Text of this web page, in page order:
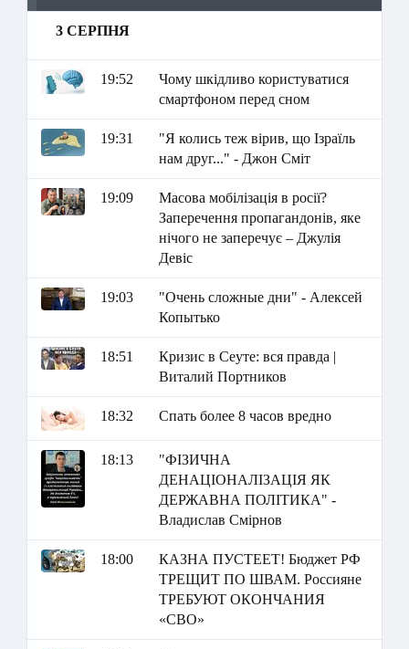
3 СЕРПНЯ
19:52
Чому шкідливо користуватися
смартфоном перед сном
19:31
"Я колись теж вірив, що Ізраїль
нам друг..." - Джон Сміт
19:09
Масова мобілізація в росії?
Заперечення пропагандонів, яке
нічого не заперечує – Джулія
Девіс
19:03
"Очень сложные дни" - Алексей
Копытько
18:51
Кризис в Сеуте: вся правда |
Виталий Портников
18:32 Спать более 8 часов вредно
18:13
"ФІЗИЧНА
ДЕНАЦІОНАЛІЗАЦІЯ ЯК
ДЕРЖАВНА ПОЛІТИКА" -
Владислав Смірнов
18:00
КАЗНА ПУСТЕЕТ! Бюджет РФ
ТРЕЩИТ ПО ШВАМ. Россияне
ТРЕБУЮТ ОКОНЧАНИЯ
«СВО»